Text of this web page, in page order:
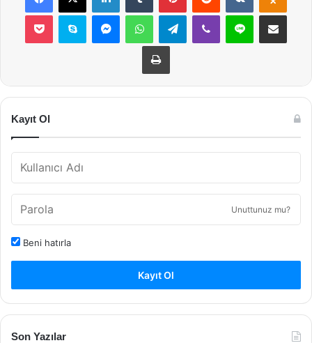
Pocket Skype MessengerWhatsAppTelegramViber Line E-Posta ile
Yazdır
Kayıt Ol
Unuttunuz mu?
Beni hatırla
Kayıt Ol
Son Yazılar